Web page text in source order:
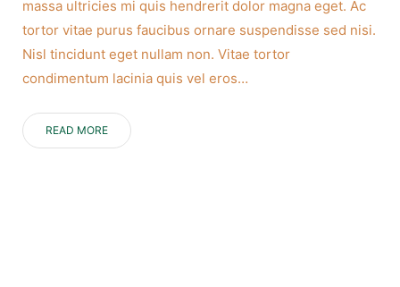
massa ultricies mi quis hendrerit dolor magna eget. Ac
tortor vitae purus faucibus ornare suspendisse sed nisi.
Nisl tincidunt eget nullam non. Vitae tortor
condimentum lacinia quis vel eros…
READ MORE